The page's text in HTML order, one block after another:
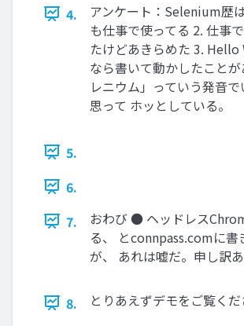
4.
アンケート：Selenium歴
も仕事で使ってる 2. 仕事
たけどあきらめた 3.
なら書いて動かしたことが
レニウム」っていう発音で
思って ホッとしている。
5.
6.
7.
おわび ● ヘッドレス
る、 とconnpass.comに書
が、 あれは嘘だ。申し訳あ
8. とりあえずデモをご覧く